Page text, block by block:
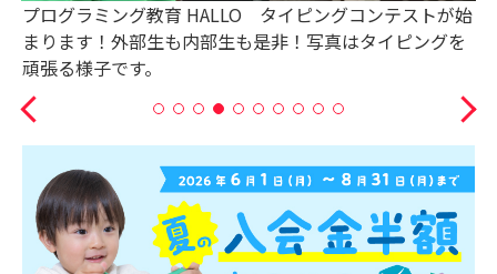
プログラミング教育 HALLO タイピングコンテストが始
まります！外部生も内部生も是非！写真はタイピングを
頑張る様子です。